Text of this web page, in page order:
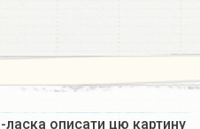
описати цю картину